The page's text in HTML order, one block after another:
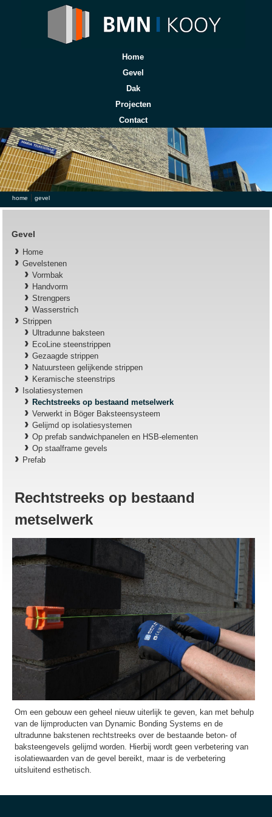
Home
Gevel
Dak
Projecten
Contact
U bent hier
home gevel
Gevel
Home
Gevelstenen
Vormbak
Handvorm
Strengpers
Wasserstrich
Strippen
Ultradunne baksteen
EcoLine steenstrippen
Gezaagde strippen
Natuursteen gelijkende strippen
Keramische steenstrips
Isolatiesystemen
Rechtstreeks op bestaand metselwerk
Verwerkt in Böger Baksteensysteem
Gelijmd op isolatiesystemen
Op prefab sandwichpanelen en HSB-elementen
Op staalframe gevels
Prefab
Rechtstreeks op bestaand
metselwerk
Om een gebouw een geheel nieuw uiterlijk te geven, kan met behulp
van de lijmproducten van Dynamic Bonding Systems en de
ultradunne bakstenen rechtstreeks over de bestaande beton- of
baksteengevels gelijmd worden. Hierbij wordt geen verbetering van
isolatiewaarden van de gevel bereikt, maar is de verbetering
uitsluitend esthetisch.